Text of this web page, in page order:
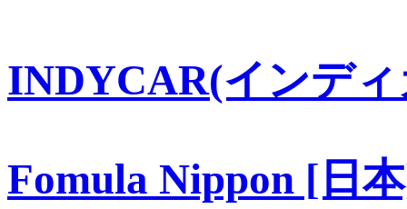
INDYCAR(インデ
Fomula Nippon [日